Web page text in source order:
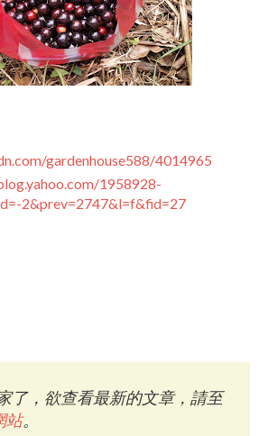
gardenhouse588/4014965
1958928-
2&prev=2747&l=f&fid=27
了，欲查看最新的文章，請至
站。